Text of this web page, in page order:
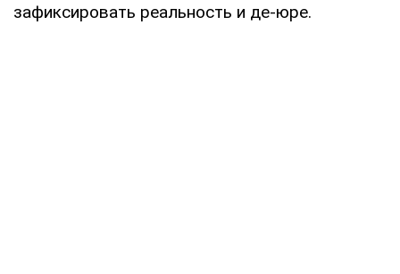
зафиксировать реальность и де-юре.